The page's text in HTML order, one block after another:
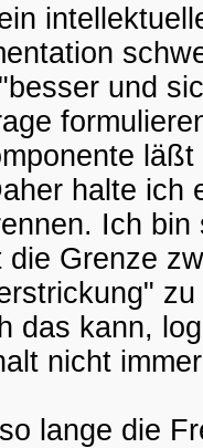
und
halte ich
Ich
Grenze
das kann,
nicht
lange die